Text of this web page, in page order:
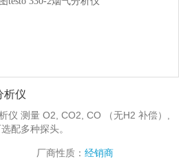
析仪
仪 测量 O2, CO2, CO （无H2 补偿）,
配多种探头。
厂商性质： 经销商